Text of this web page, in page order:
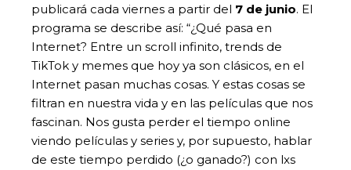
publicará cada viernes a partir del 7 de junio. El
programa se describe así: “¿Qué pasa en
Internet? Entre un scroll infinito, trends de
TikTok y memes que hoy ya son clásicos, en el
Internet pasan muchas cosas. Y estas cosas se
filtran en nuestra vida y en las películas que nos
fascinan. Nos gusta perder el tiempo online
viendo películas y series y, por supuesto, hablar
de este tiempo perdido (¿o ganado?) con lxs